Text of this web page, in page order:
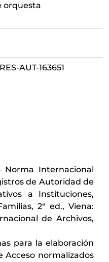
orquesta
AUT-163651
Norma Internacional
de Autoridad de
a Instituciones,
2ª ed., Viena:
de Archivos,
para la elaboración
Acceso normalizados